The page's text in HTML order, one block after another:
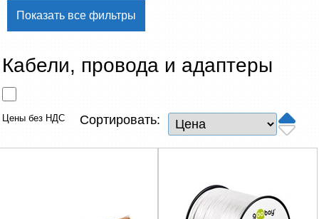
Товары для офиса
Сетевые товары
ТВ, Фото и электроника
Кабели, провода и адаптеры
Цены без НДС Сортировать: